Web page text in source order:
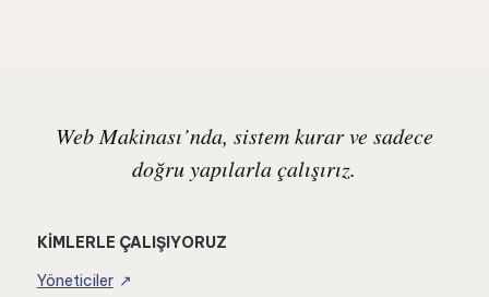
Web Makinası’nda, sistem kurar ve sadece
doğru yapılarla çalışırız.
KİMLERLE ÇALIŞIYORUZ
Yöneticiler